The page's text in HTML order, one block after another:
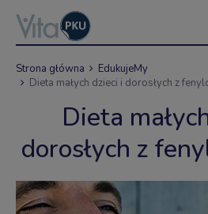
Strona główna
EdukujeMy
Dieta małych dzieci i dorosłych z
Dieta
dorosłych z